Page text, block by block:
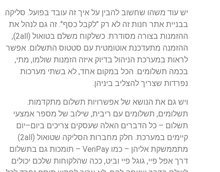
יש עוד משהו שחשוב להבין על איך זה עובד בפועל. סליקה
בבניית אתר חנות זה לא רק "לקבל כסף". זה גם לנהל את
ההזמנות בצורה מסודרת. כשלקוח משלם בטואול (2
all
),
ההזמנה מתעדכנת אוטומטית עם סטטוס התשלום. אפשר
לראות במערכת הניהול בדיוק איזה הזמנות שולמו, מתי,
בכמה תשלומים. הכל במקום אחד, לא בשתי מערכות
נפרדות שצריך להצליב ביניהן.
ויש גם את הנושא של אפשרויות תשלום מתקדמות.
תשלומים, תשלומים עם ריבית, שילוב של מספר אמצעי
תשלום – כל הדברים האלה שעסקים צריכים ביום–יום
קיימים במערכת. חלק מחברות הסליקה שטואול (2
all
)
מתממשקת אליהן – כמו VeriPay
– תומכות גם בתשלום
דרך אפל פיי, גוגל פיי וביט, ככה שהלקוחות שלכם יכולים